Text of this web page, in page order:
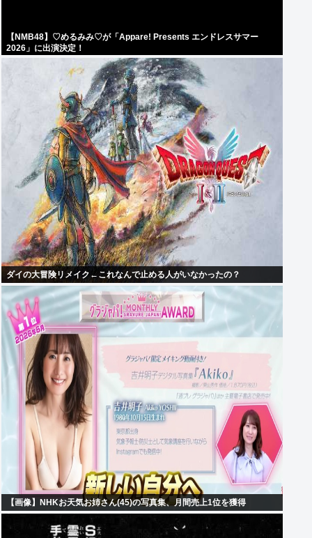
【NMB48】♡めるみみ♡が「Appare! Presents エンドレスサマー
2026」に出演決定！
ダイの大冒険リメイク←これなんで止める人がいなかったの？
【画像】NHKお天気お姉さん(45)の写真集、月間売上1位を獲得